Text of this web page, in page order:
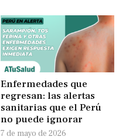
Enfermedades que
regresan: las alertas
sanitarias que el Perú
no puede ignorar
7 de mayo de 2026